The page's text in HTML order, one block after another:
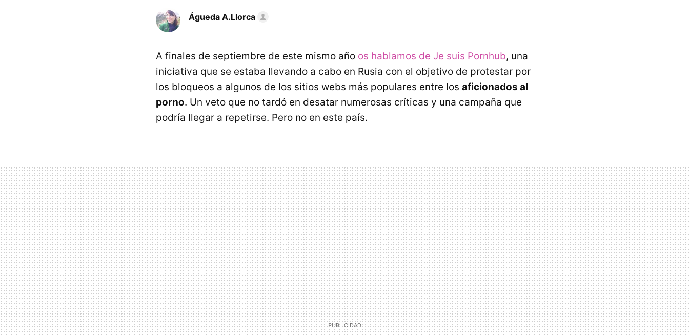
Águeda A.Llorca
A finales de septiembre de este mismo año os hablamos de Je suis Pornhub, una
iniciativa que se estaba llevando a cabo en Rusia con el objetivo de protestar por
los bloqueos a algunos de los sitios webs más populares entre los aficionados al
porno. Un veto que no tardó en desatar numerosas críticas y una campaña que
podría llegar a repetirse. Pero no en este país.